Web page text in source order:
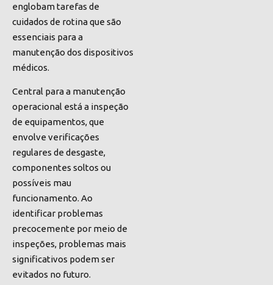
englobam tarefas de
cuidados de rotina que são
essenciais para a
manutenção dos dispositivos
médicos.
Central para a manutenção
operacional está a inspeção
de equipamentos, que
envolve verificações
regulares de desgaste,
componentes soltos ou
possíveis mau
funcionamento. Ao
identificar problemas
precocemente por meio de
inspeções, problemas mais
significativos podem ser
evitados no futuro.